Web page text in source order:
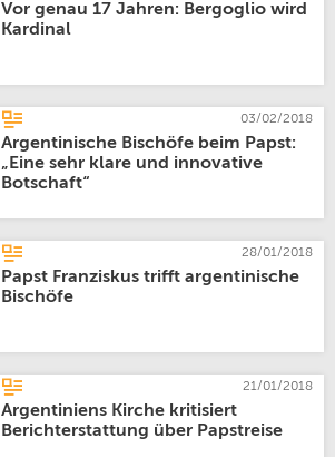
Vor genau 17 Jahren: Bergoglio wird
Kardinal
03/02/2018
Argentinische Bischöfe beim Papst:
„Eine sehr klare und innovative
Botschaft“
28/01/2018
Papst Franziskus trifft argentinische
Bischöfe
21/01/2018
Argentiniens Kirche kritisiert
Berichterstattung über Papstreise